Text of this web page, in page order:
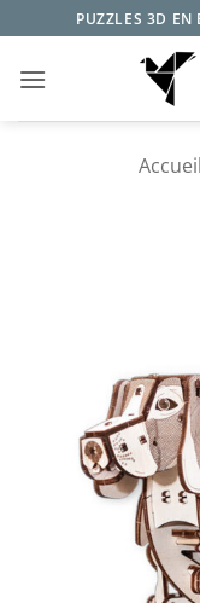
au
contenu
PUZZLES 3D EN
Accueil